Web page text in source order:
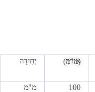
אורך (מ"מ) יְחִידָה
100
מ"מ